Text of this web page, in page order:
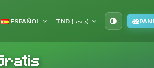
ESPAÑOL TND (د.ت.‏)